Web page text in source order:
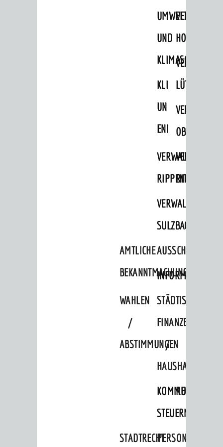
UMWELT-
UND
KLIMASCHUTZ
KLIMASCHUTZ
UND
RIPPENWEIER
SULZBACH
AMTLICHE
BEKANNTMACHUNGEN
WAHLEN
/
ABSTIMMUNGEN
STÄDTISCHE
FINANZEN
/
HAUSHALT
KOMMUNALE
STEUERN
STADTRECHTPERSONALRAT